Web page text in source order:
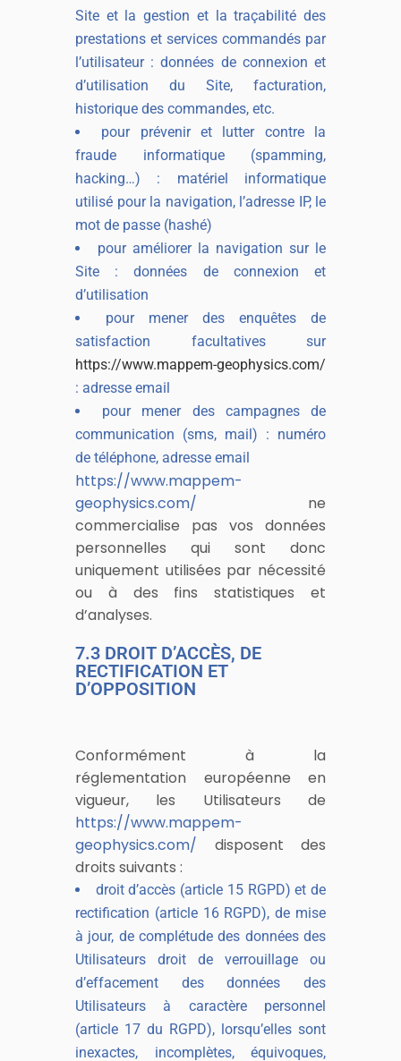
Site et la gestion et la traçabilité des
prestations et services commandés par
l’utilisateur : données de connexion et
d’utilisation du Site, facturation,
historique des commandes, etc.
pour prévenir et lutter contre la
fraude informatique (spamming,
hacking…) : matériel informatique
utilisé pour la navigation, l’adresse IP, le
mot de passe (hashé)
pour améliorer la navigation sur le
Site : données de connexion et
d’utilisation
pour mener des enquêtes de
satisfaction facultatives sur
https://www.mappem-geophysics.com/
: adresse email
pour mener des campagnes de
communication (sms, mail) : numéro
de téléphone, adresse email
https://www.mappem-
geophysics.com/ ne
commercialise pas vos données
personnelles qui sont donc
uniquement utilisées par nécessité
ou à des fins statistiques et
d’analyses.
7.3 DROIT D’ACCÈS, DE
RECTIFICATION ET
D’OPPOSITION
Conformément à la
réglementation européenne en
vigueur, les Utilisateurs de
https://www.mappem-
geophysics.com/ disposent des
droits suivants :
droit d’accès (article 15 RGPD) et de
rectification (article 16 RGPD), de mise
à jour, de complétude des données des
Utilisateurs droit de verrouillage ou
d’effacement des données des
Utilisateurs à caractère personnel
(article 17 du RGPD), lorsqu’elles sont
inexactes, incomplètes, équivoques,